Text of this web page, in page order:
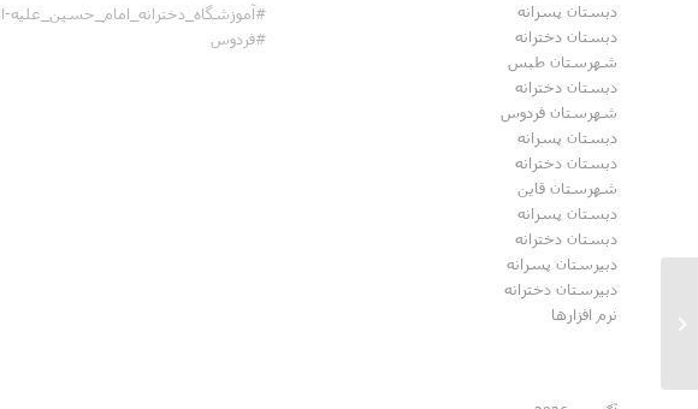
#آموزشگاه_دخترانه_امام_حسین_علیه-
#فردوس
دبستان پسرانه
دبستان دخترانه
شهرستان طبس
دبستان دخترانه
شهرستان فردوس
دبستان پسرانه
دبستان دخترانه
شهرستان قاین
دبستان پسرانه
دبستان دخترانه
دبیرستان پسرانه
دبیرستان دخترانه
نرم افزارها
گرامیداشت هفته قرآن،عترت ونماز